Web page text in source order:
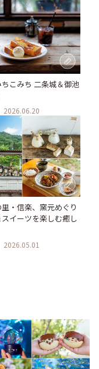
こみち 二条城＆御池
2026.06.20
・信楽、窯元めぐり
イーツを楽しむ癒し
2026.05.01